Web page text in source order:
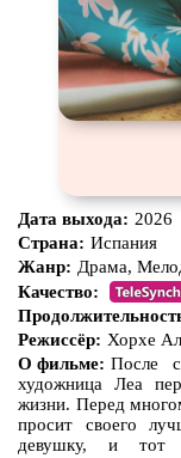
Дата выхода: 2026
Страна: Испания
Жанр: Драма,
Качество:
Режиссёр: Хорхе
О фильме: После
художница Леа
жизни. Перед
просит своего
девушку, и тот